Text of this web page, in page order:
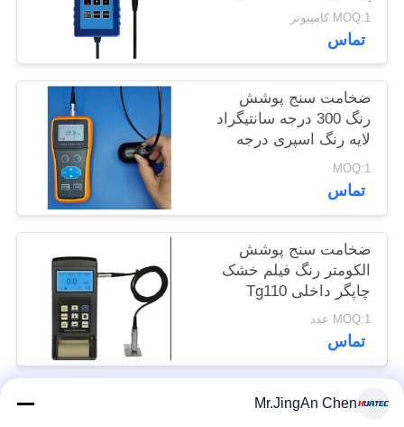
PRIVACY
POLICY
گیری TG-6008
MOQ:1 کامپیوتر
تماس
ضخامت سنج پوشش
رنگ 300 درجه سانتیگراد
لایه رنگ اسپری درجه
حرارت بالا
MOQ:1
تماس
ضخامت سنج پوشش
الکومتر رنگ فیلم خشک
چاپگر داخلی Tg110
MOQ:1 عدد
تماس
دسته بندی های محبوب
Mr.JingAn Chen